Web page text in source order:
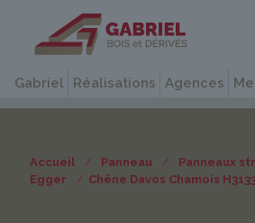
Gabriel Réalisations Agences
Accueil / Panneau /
Panneaux
Egger
/ Chêne Davos Chamois